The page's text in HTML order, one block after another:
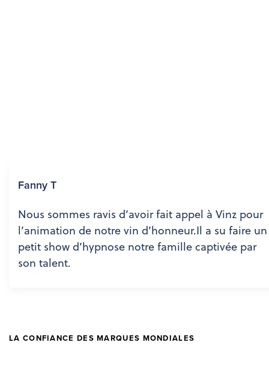
Nous sommes ravis d’avoir fait appel à Vinz pour
l’animation de notre vin d’honneur.Il a su faire un
petit show d’hypnose notre famille captivée par
son talent.
Fanny T
LA CONFIANCE DES MARQUES MONDIALES